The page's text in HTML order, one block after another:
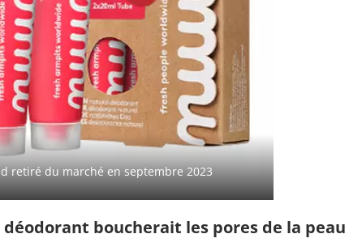
retiré du marché en septembre 2023
boucherait les pores de la peau